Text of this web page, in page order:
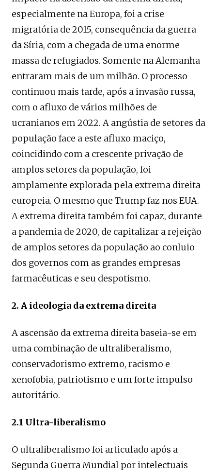
especialmente na Europa, foi a crise
migratória de 2015, consequência da guerra
da Síria, com a chegada de uma enorme
massa de refugiados. Somente na Alemanha
entraram mais de um milhão. O processo
continuou mais tarde, após a invasão russa,
com o afluxo de vários milhões de
ucranianos em 2022. A angústia de setores da
população face a este afluxo maciço,
coincidindo com a crescente privação de
amplos setores da população, foi
amplamente explorada pela extrema direita
europeia. O mesmo que Trump faz nos EUA.
A extrema direita também foi capaz, durante
a pandemia de 2020, de capitalizar a rejeição
de amplos setores da população ao conluio
dos governos com as grandes empresas
farmacêuticas e seu despotismo.
2. A ideologia da extrema direita
A ascensão da extrema direita baseia-se em
uma combinação de ultraliberalismo,
conservadorismo extremo, racismo e
xenofobia, patriotismo e um forte impulso
autoritário.
2.1 Ultra-liberalismo
O ultraliberalismo foi articulado após a
Segunda Guerra Mundial por intelectuais